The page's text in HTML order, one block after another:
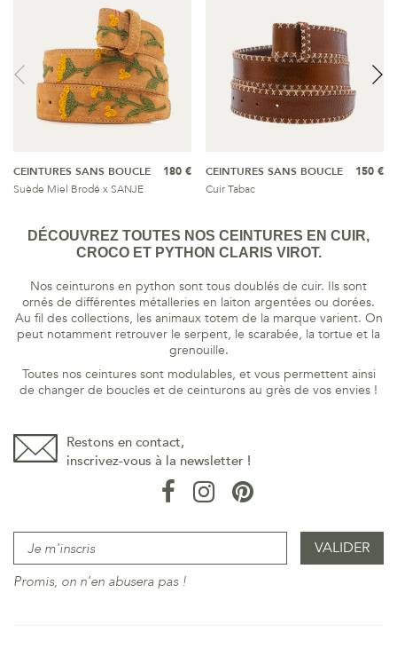
CEINTURES SANS BOUCLE
Suède Miel Brodé x SANJE
180 €
CEINTURES SANS BOUCLE
Cuir Tabac
150 €
DÉCOUVREZ TOUTES NOS CEINTURES EN CUIR,
CROCO ET PYTHON CLARIS VIROT.
Nos ceinturons en python sont tous doublés de cuir. Ils sont
ornés de différentes métalleries en laiton argentées ou dorées.
Au fil des collections, les animaux totem de la marque varient. On
peut notamment retrouver le serpent, le scarabée, la tortue et la
grenouille.
Toutes nos ceintures sont modulables, et vous permettent ainsi
de changer de boucles et de ceinturons au grès de vos envies !
Restons en contact,
inscrivez-vous à la newsletter !
Promis, on n'en abusera pas !